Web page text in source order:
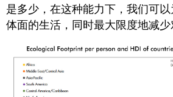
是多少，在这种能力下，我们可
体面的生活，同时最大限度地减少